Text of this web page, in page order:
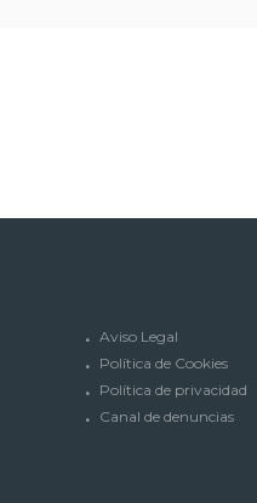
Aviso Legal
Política de Cookies
Política de privacidad
Canal de denuncias